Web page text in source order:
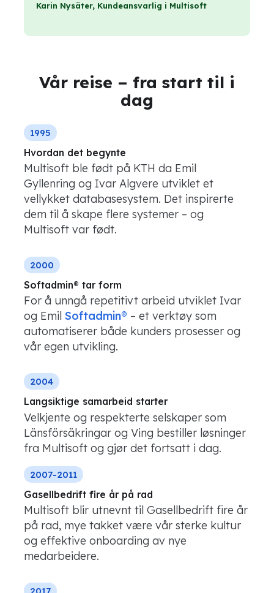
Karin Nysäter, Kundeansvarlig i Multisoft
Vår reise – fra start til i
dag
1995
Hvordan det begynte
Multisoft ble født på KTH da Emil
Gyllenring og Ivar Algvere utviklet et
vellykket databasesystem. Det inspirerte
dem til å skape flere systemer – og
Multisoft var født.
2000
Softadmin® tar form
For å unngå repetitivt arbeid utviklet Ivar
og EmilSoftadmin® – et verktøy som
automatiserer både kunders prosesser og
vår egen utvikling.
2004
Langsiktige samarbeid starter
Velkjente og respekterte selskaper som
Länsförsäkringar og Ving bestiller løsninger
fra Multisoft og gjør det fortsatt i dag.
2007-2011
Gasellbedrift fire år på rad
Multisoft blir utnevnt til Gasellbedrift fire år
på rad, mye takket være vår sterke kultur
og effektive onboarding av nye
medarbeidere.